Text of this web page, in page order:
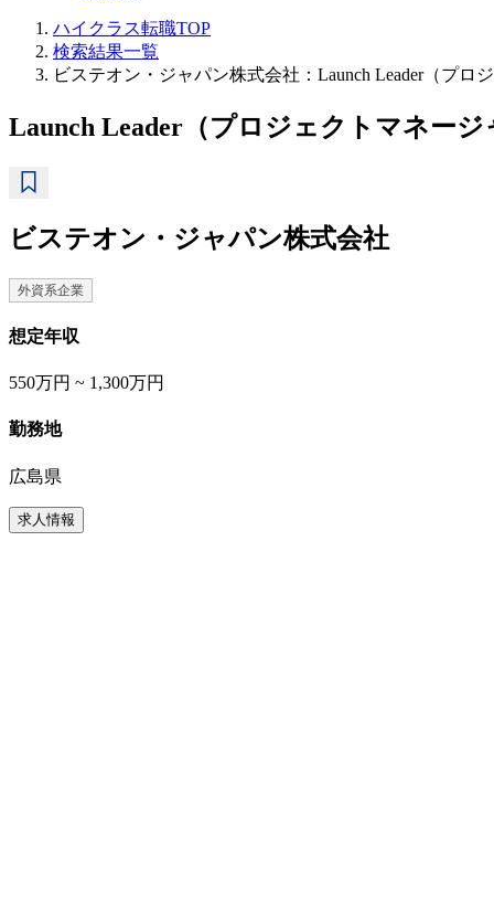
ハイクラス転職TOP
検索結果一覧
ビステオン・ジャパン株式会社：Launch Leader（プロ
Launch Leader（プロジェクトマネージ
ビステオン・ジャパン株式会社
外資系企業
想定年収
550万円 ~ 1,300万円
勤務地
広島県
求人情報